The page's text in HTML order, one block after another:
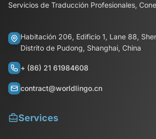
Servicios de Traducción Profesionales,
Habitación 206, Edificio 1, Lane 88,
Distrito de Pudong, Shanghai, China
+ (86) 21 61984608
contract@worldlingo.cn
Services